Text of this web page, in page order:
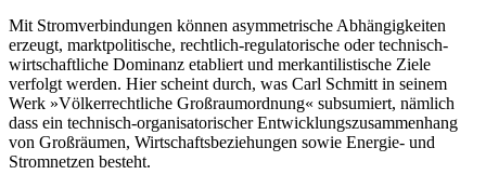
Mit Stromverbindungen können asymmetrische Abhängigkeiten
erzeugt, marktpolitische, rechtlich-regulatorische oder technisch-
wirtschaftliche Domi­nanz etabliert und merkantilistische Ziele
verfolgt werden. Hier scheint durch, was Carl Schmitt in seinem
Werk »Völkerrechtliche Großraumordnung« subsumiert, nämlich
dass ein technisch-organisato­ri­scher Entwicklungszusammenhang
von Großräumen, Wirtschaftsbeziehungen sowie Energie- und
Stromnetzen besteht.